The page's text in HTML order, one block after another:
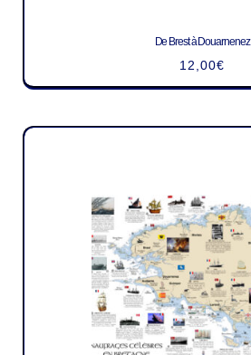
De Brest à Douarnenez
12,00€